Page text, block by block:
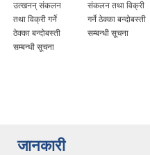
उत्खनन् संकलन
तथा विक्री गर्ने
ठेक्का बन्दोबस्ती
सम्बन्धी सूचना
संकलन तथा विक्री
गर्ने ठेक्का बन्दोबस्ती
सम्बन्धी सूचना
जानकारी